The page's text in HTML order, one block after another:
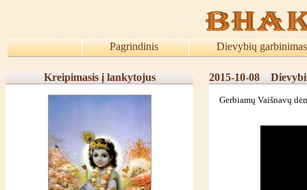
Pagrindinis Dievybių garbinimas
Kreipimasis į lankytojus 2015-10-08
Gerbiamų Vaišnavų